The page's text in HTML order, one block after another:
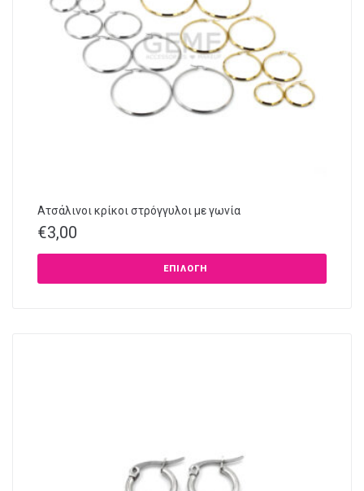
Ατσάλινοι κρίκοι στρόγγυλοι με γωνία
€3,00
ΕΠΙΛΟΓΉ